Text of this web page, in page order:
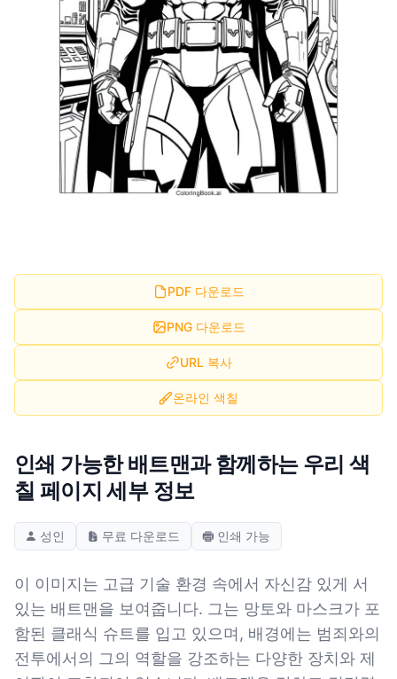
PDF 다운로드
PNG 다운로드
URL 복사
온라인 색칠
인쇄 가능한 배트맨과 함께하는 우리 색
칠 페이지 세부 정보
성인 무료 다운로드 인쇄 가능
이 이미지는 고급 기술 환경 속에서 자신감 있게 서
있는 배트맨을 보여줍니다. 그는 망토와 마스크가 포
함된 클래식 슈트를 입고 있으며, 배경에는 범죄와의
전투에서의 그의 역할을 강조하는 다양한 장치와 제